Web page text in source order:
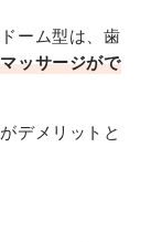
ーム型は、歯
ッサージがで
デメリットと